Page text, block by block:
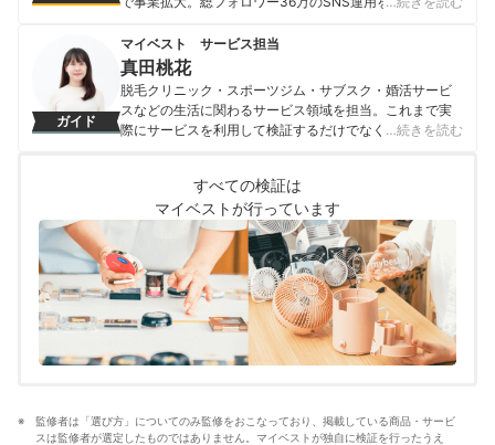
のクライアントを担当し数多くのボディメイク実績を有
しクライアントをボディメイク成功に導く。
渡邉憲治のプロフィール
ガイド
マイベスト サービス担当
真田桃花
脱毛クリニック・スポーツジム・サブスク・婚活サービ
スなどの生活に関わるサービス領域を担当。これまで実
際にサービスを利用して検証するだけでなく、医師や婚
からこそ、徹底検証を通じて全ユーザーが選びやすい情
報を届ける」ことをモットーに活動している。
真田桃花のプロフィール
…続きを読む
すべての検証は
マイベストが行っています
監修者は「選び方」についてのみ監修をおこなっており、掲載している商品・サービ
スは監修者が選定したものではありません。マイベストが独自に検証を行ったうえ